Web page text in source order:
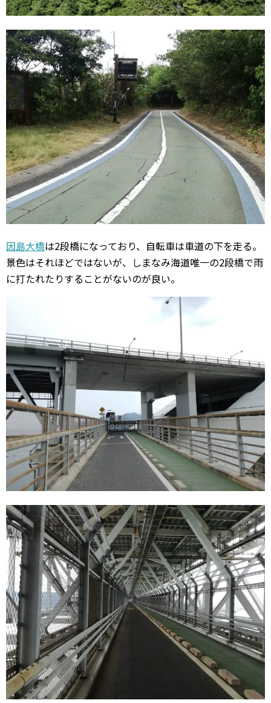
因島大橋は2段橋になっており、自転車は車道の下を走る。
景色はそれほどではないが、しまなみ海道唯一の2段橋で雨
に打たれたりすることがないのが良い。